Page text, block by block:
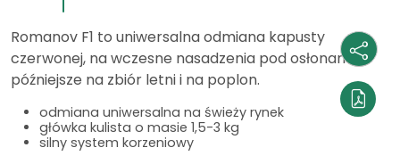
Romanov F1 to uniwersalna odmiana kapusty
czerwonej, na wczesne nasadzenia pod osłonami,
późniejsze na zbiór letni i na poplon.
odmiana uniwersalna na świeży rynek
główka kulista o masie 1,5-3 kg
silny system korzeniowy